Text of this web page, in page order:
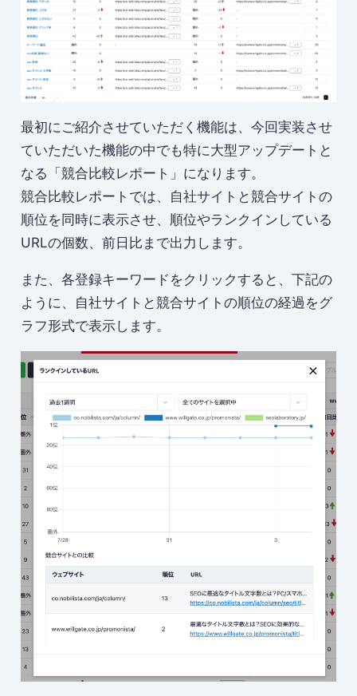
最初にご紹介させていただく機能は、今回実装させ
ていただいた機能の中でも特に大型アップデートと
なる「競合比較レポート」になります。
競合比較レポートでは、自社サイトと競合サイトの
順位を同時に表示させ、順位やランクインしている
URLの個数、前日比まで出力します。
また、各登録キーワードをクリックすると、下記の
ように、自社サイトと競合サイトの順位の経過をグ
ラフ形式で表示します。